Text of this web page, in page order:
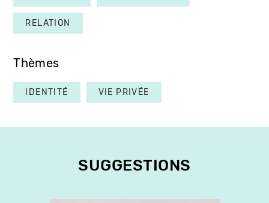
RELATION
Thèmes
IDENTITÉ VIE PRIVÉE
SUGGESTIONS